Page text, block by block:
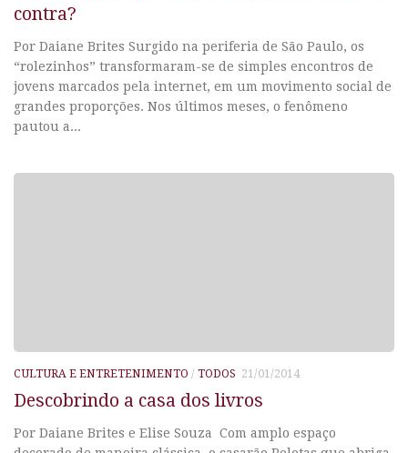
contra?
Por Daiane Brites Surgido na periferia de São Paulo, os
“rolezinhos” transformaram-se de simples encontros de
jovens marcados pela internet, em um movimento social de
grandes proporções. Nos últimos meses, o fenômeno
pautou a...
CULTURA E ENTRETENIMENTO / TODOS 21/01/2014
Descobrindo a casa dos livros
Por Daiane Brites e Elise Souza Com amplo espaço